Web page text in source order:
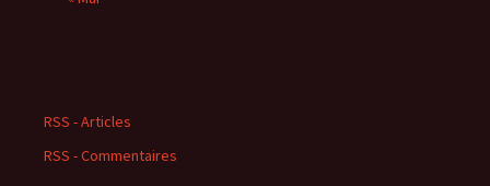
RSS - Articles
RSS - Commentaires